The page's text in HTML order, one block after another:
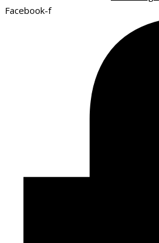
Facebook-f